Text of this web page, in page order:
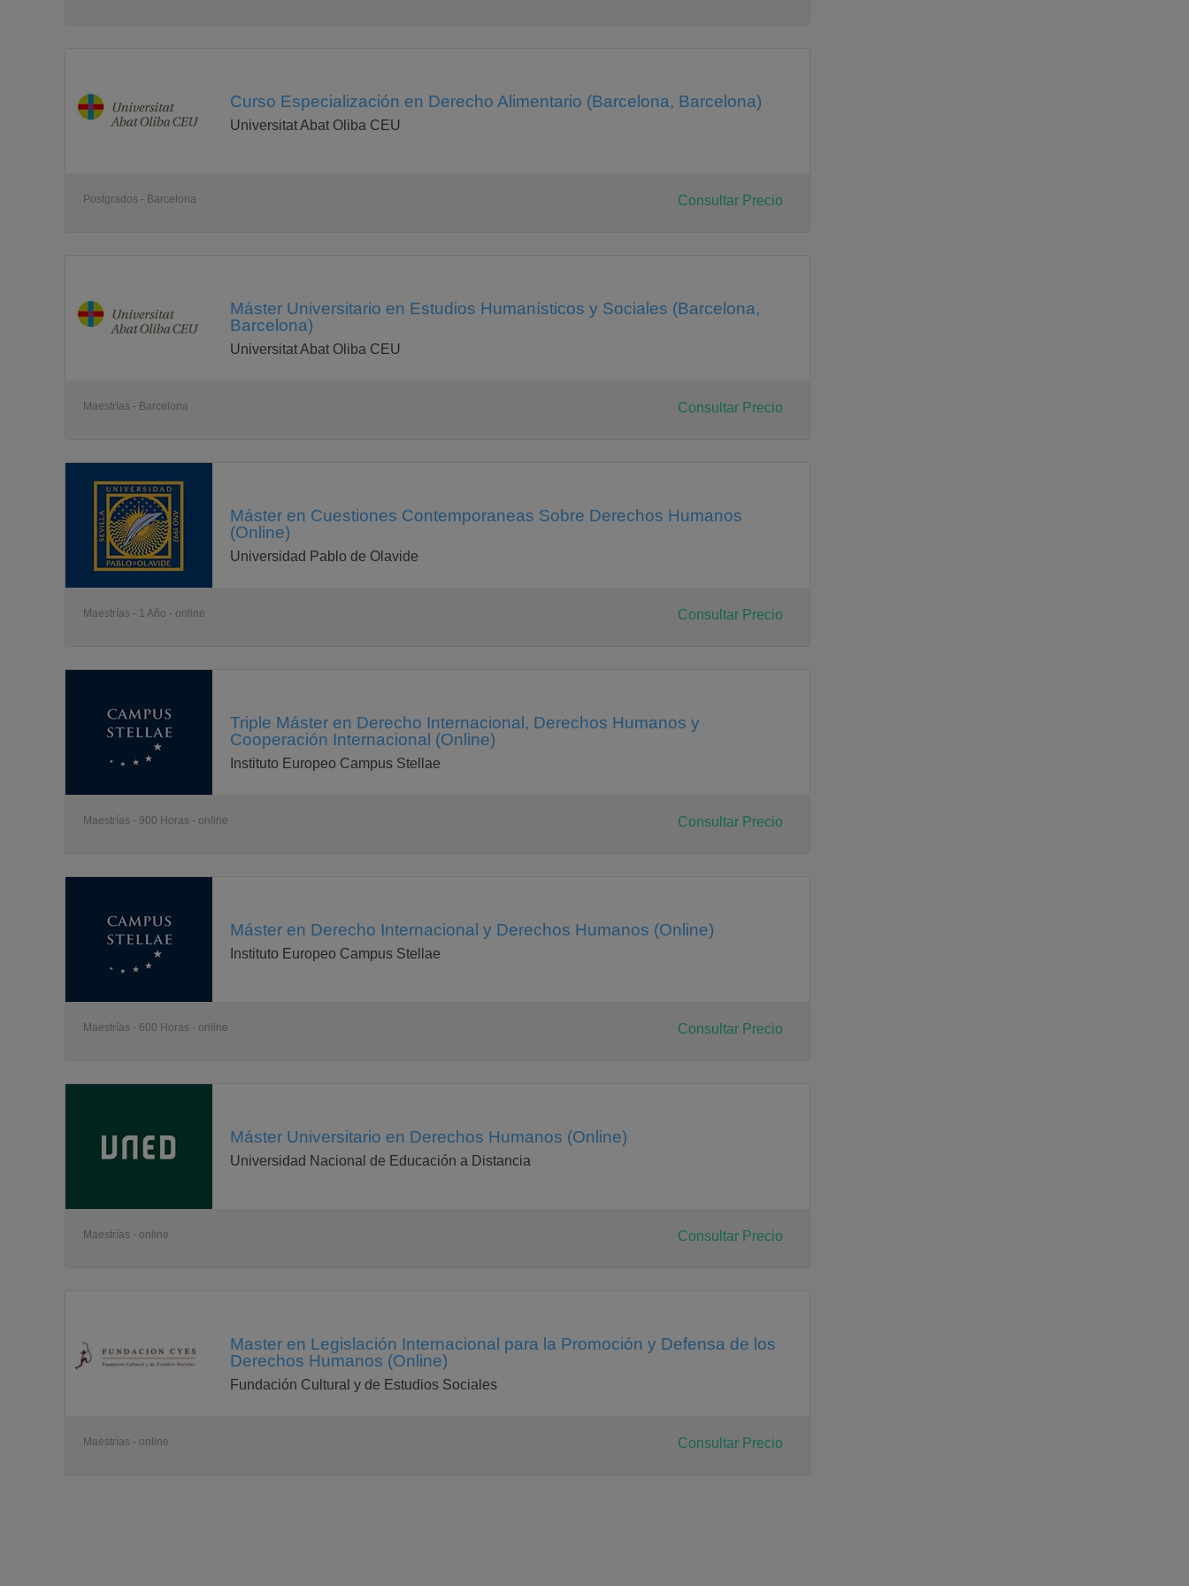
Curso Especialización en Derecho Alimentario (Barcelona, Barcelona)
Universitat Abat Oliba CEU
Postgrados - Barcelona Consultar Precio
Máster Universitario en Estudios Humanísticos y Sociales (Barcelona,
Barcelona)
Universitat Abat Oliba CEU
Maestrías - Barcelona Consultar Precio
Máster en Cuestiones Contemporaneas Sobre Derechos Humanos
(Online)
Universidad Pablo de Olavide
Maestrías - 1 Año - online Consultar Precio
Triple Máster en Derecho Internacional, Derechos Humanos y
Cooperación Internacional (Online)
Instituto Europeo Campus Stellae
Maestrías - 900 Horas - online Consultar Precio
Máster en Derecho Internacional y Derechos Humanos (Online)
Instituto Europeo Campus Stellae
Maestrías - 600 Horas - online Consultar Precio
Máster Universitario en Derechos Humanos (Online)
Universidad Nacional de Educación a Distancia
Maestrías - online Consultar Precio
Master en Legislación Internacional para la Promoción y Defensa de los
Derechos Humanos (Online)
Fundación Cultural y de Estudios Sociales
Maestrías - online Consultar Precio